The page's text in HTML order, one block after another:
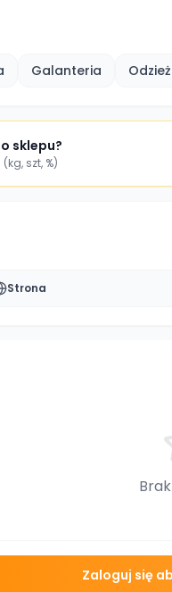
Galanteria
sklepu?
szt, %)
Strona
Zaloguj się